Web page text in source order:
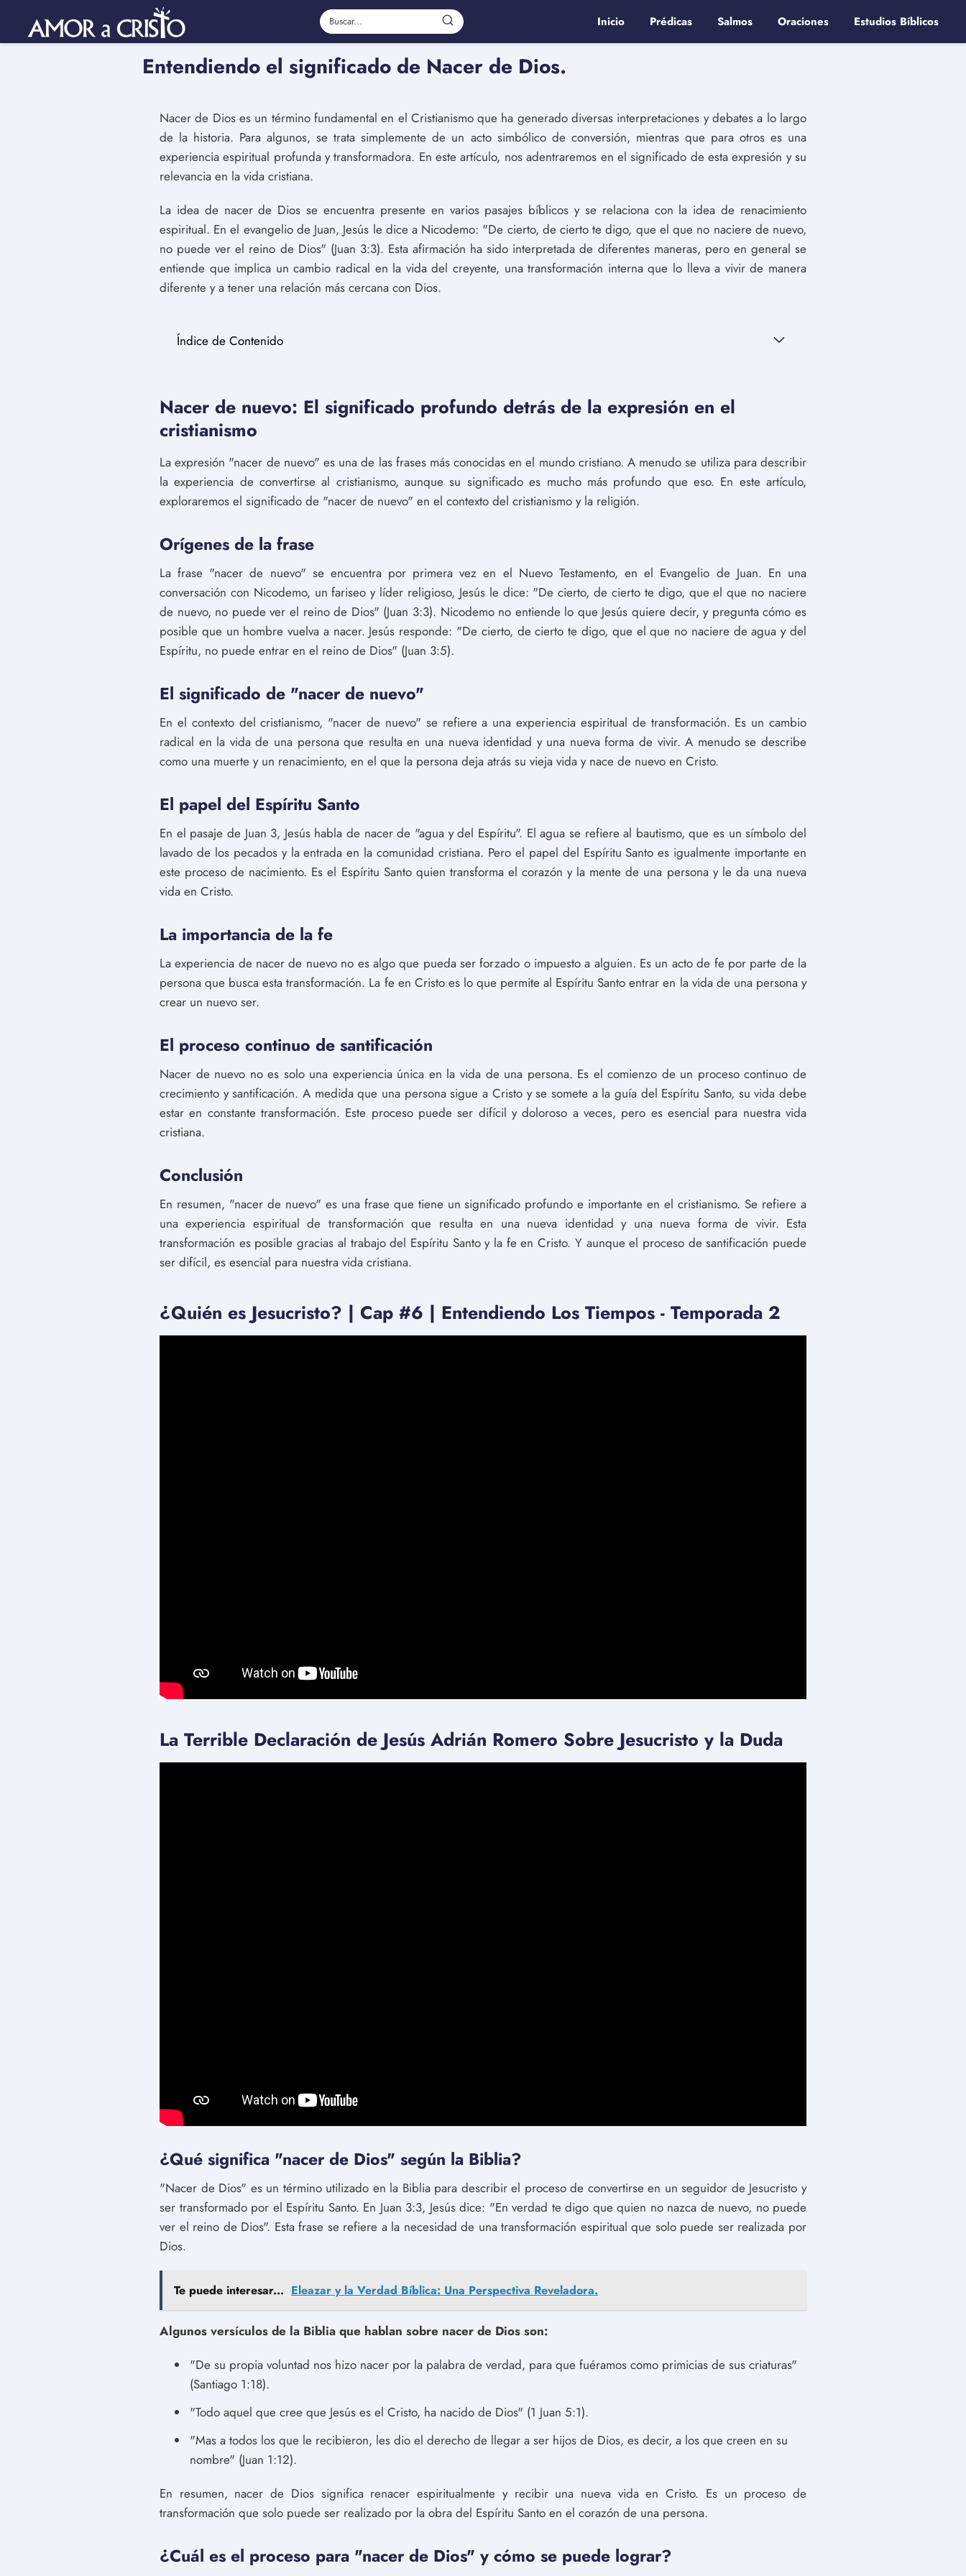
Inicio Prédicas Salmos Oraciones Estudios Bíblicos
Entendiendo el significado de Nacer de Dios.
Nacer de Dios es un término fundamental en el Cristianismo que ha generado diversas interpretaciones y debates a lo largo
de la historia. Para algunos, se trata simplemente de un acto simbólico de conversión, mientras que para otros es una
experiencia espiritual profunda y transformadora. En este artículo, nos adentraremos en el significado de esta expresión y su
relevancia en la vida cristiana.
La idea de nacer de Dios se encuentra presente en varios pasajes bíblicos y se relaciona con la idea de renacimiento
espiritual. En el evangelio de Juan, Jesús le dice a Nicodemo: "De cierto, de cierto te digo, que el que no naciere de nuevo,
no puede ver el reino de Dios" (Juan 3:3). Esta afirmación ha sido interpretada de diferentes maneras, pero en general se
entiende que implica un cambio radical en la vida del creyente, una transformación interna que lo lleva a vivir de manera
diferente y a tener una relación más cercana con Dios.
Índice de Contenido
Nacer de nuevo: El significado profundo detrás de la expresión en el
cristianismo
La expresión "nacer de nuevo" es una de las frases más conocidas en el mundo cristiano. A menudo se utiliza para describir
la experiencia de convertirse al cristianismo, aunque su significado es mucho más profundo que eso. En este artículo,
exploraremos el significado de "nacer de nuevo" en el contexto del cristianismo y la religión.
Orígenes de la frase
La frase "nacer de nuevo" se encuentra por primera vez en el Nuevo Testamento, en el Evangelio de Juan. En una
conversación con Nicodemo, un fariseo y líder religioso, Jesús le dice: "De cierto, de cierto te digo, que el que no naciere
de nuevo, no puede ver el reino de Dios" (Juan 3:3). Nicodemo no entiende lo que Jesús quiere decir, y pregunta cómo es
posible que un hombre vuelva a nacer. Jesús responde: "De cierto, de cierto te digo, que el que no naciere de agua y del
Espíritu, no puede entrar en el reino de Dios" (Juan 3:5).
El significado de "nacer de nuevo"
En el contexto del cristianismo, "nacer de nuevo" se refiere a una experiencia espiritual de transformación. Es un cambio
radical en la vida de una persona que resulta en una nueva identidad y una nueva forma de vivir. A menudo se describe
como una muerte y un renacimiento, en el que la persona deja atrás su vieja vida y nace de nuevo en Cristo.
El papel del Espíritu Santo
En el pasaje de Juan 3, Jesús habla de nacer de "agua y del Espíritu". El agua se refiere al bautismo, que es un símbolo del
lavado de los pecados y la entrada en la comunidad cristiana. Pero el papel del Espíritu Santo es igualmente importante en
este proceso de nacimiento. Es el Espíritu Santo quien transforma el corazón y la mente de una persona y le da una nueva
vida en Cristo.
La importancia de la fe
La experiencia de nacer de nuevo no es algo que pueda ser forzado o impuesto a alguien. Es un acto de fe por parte de la
persona que busca esta transformación. La fe en Cristo es lo que permite al Espíritu Santo entrar en la vida de una persona y
crear un nuevo ser.
El proceso continuo de santificación
Nacer de nuevo no es solo una experiencia única en la vida de una persona. Es el comienzo de un proceso continuo de
crecimiento y santificación. A medida que una persona sigue a Cristo y se somete a la guía del Espíritu Santo, su vida debe
estar en constante transformación. Este proceso puede ser difícil y doloroso a veces, pero es esencial para nuestra vida
cristiana.
Conclusión
En resumen, "nacer de nuevo" es una frase que tiene un significado profundo e importante en el cristianismo. Se refiere a
una experiencia espiritual de transformación que resulta en una nueva identidad y una nueva forma de vivir. Esta
transformación es posible gracias al trabajo del Espíritu Santo y la fe en Cristo. Y aunque el proceso de santificación puede
ser difícil, es esencial para nuestra vida cristiana.
¿Quién es Jesucristo? | Cap #6 | Entendiendo Los Tiempos - Temporada 2
La Terrible Declaración de Jesús Adrián Romero Sobre Jesucristo y la Duda
¿Qué significa "nacer de Dios" según la Biblia?
"Nacer de Dios" es un término utilizado en la Biblia para describir el proceso de convertirse en un seguidor de Jesucristo y
ser transformado por el Espíritu Santo. En Juan 3:3, Jesús dice: "En verdad te digo que quien no nazca de nuevo, no puede
ver el reino de Dios". Esta frase se refiere a la necesidad de una transformación espiritual que solo puede ser realizada por
Dios.
Te puede interesar... Eleazar y la Verdad Bíblica: Una Perspectiva Reveladora.
Algunos versículos de la Biblia que hablan sobre nacer de Dios son:
"De su propia voluntad nos hizo nacer por la palabra de verdad, para que fuéramos como primicias de sus criaturas"
(Santiago 1:18).
"Todo aquel que cree que Jesús es el Cristo, ha nacido de Dios" (1 Juan 5:1).
"Mas a todos los que le recibieron, les dio el derecho de llegar a ser hijos de Dios, es decir, a los que creen en su
nombre" (Juan 1:12).
En resumen, nacer de Dios significa renacer espiritualmente y recibir una nueva vida en Cristo. Es un proceso de
transformación que solo puede ser realizado por la obra del Espíritu Santo en el corazón de una persona.
¿Cuál es el proceso para "nacer de Dios" y cómo se puede lograr?